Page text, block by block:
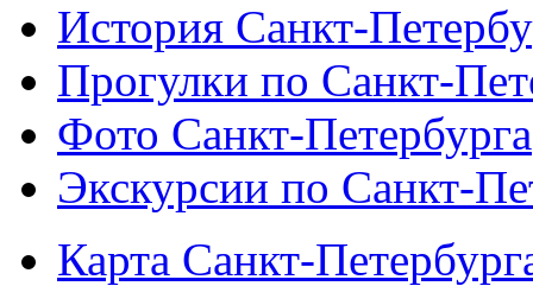
История Санкт-
Прогулки по Санкт-
Фото Санкт-Петербурга
Экскурсии по Санкт-
Карта Санкт-